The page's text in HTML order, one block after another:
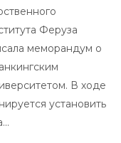
Феруза
меморандум о
В ходе
установить